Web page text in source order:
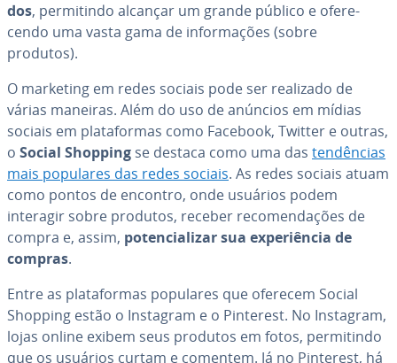
dos, per­mi­tindo alcançar um grande público e ofe­re­
cendo uma vasta gama de in­for­ma­ções (sobre
produtos).
O marketing em redes sociais pode ser realizado de
várias maneiras. Além do uso de anúncios em mídias
sociais em pla­ta­for­mas como Facebook, Twitter e outras,
o Social Shopping se destaca como uma das ten­dên­cias
mais populares das redes sociais. As redes sociais atuam
como pontos de encontro, onde usuários podem
interagir sobre produtos, receber re­co­men­da­ções de
compra e, assim, po­ten­ci­a­li­zar sua ex­pe­ri­ên­cia de
compras.
Entre as pla­ta­for­mas populares que oferecem Social
Shopping estão o Instagram e o Pinterest. No Instagram,
lojas online exibem seus produtos em fotos, per­mi­tindo
que os usuários curtam e comentem. Já no Pinterest, há